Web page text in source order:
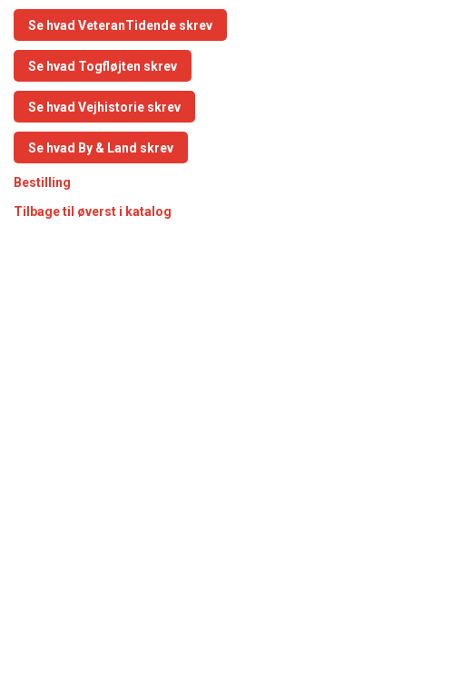
Se hvad VeteranTidende skrev
Se hvad Togfløjten skrev
Se hvad Vejhistorie skrev
Se hvad By & Land skrev
Bestilling
Tilbage til øverst i katalog